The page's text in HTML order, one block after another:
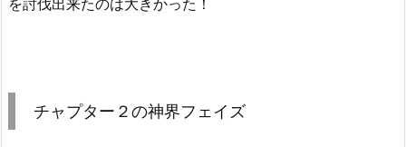
を討伐出来たのは大きかった！
チャプター２の神界フェイズ